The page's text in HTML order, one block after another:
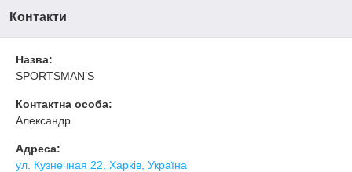
Контакти
Назва:
SPORTSMAN’S
Контактна особа:
Александр
Адреса:
ул. Кузнечная 22, Харків, Україна